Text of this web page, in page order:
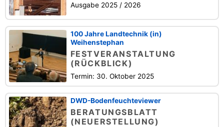
Ausgabe 2025 / 2026
100 Jahre Landtechnik (in)
Weihenstephan
FESTVERANSTALTUNG
(RÜCKBLICK)
Termin: 30. Oktober 2025
DWD-Bodenfeuchteviewer
BERATUNGSBLATT
(NEUERSTELLUNG)